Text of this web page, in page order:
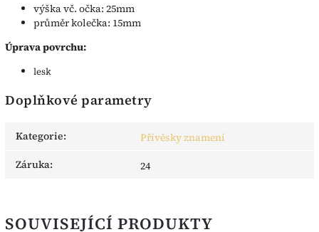
výška vč. očka: 25mm
průměr kolečka: 15mm
Úprava povrchu:
lesk
Doplňkové parametry
Kategorie:
Přívěsky znamení
Záruka: 24
SOUVISEJÍCÍ PRODUKTY